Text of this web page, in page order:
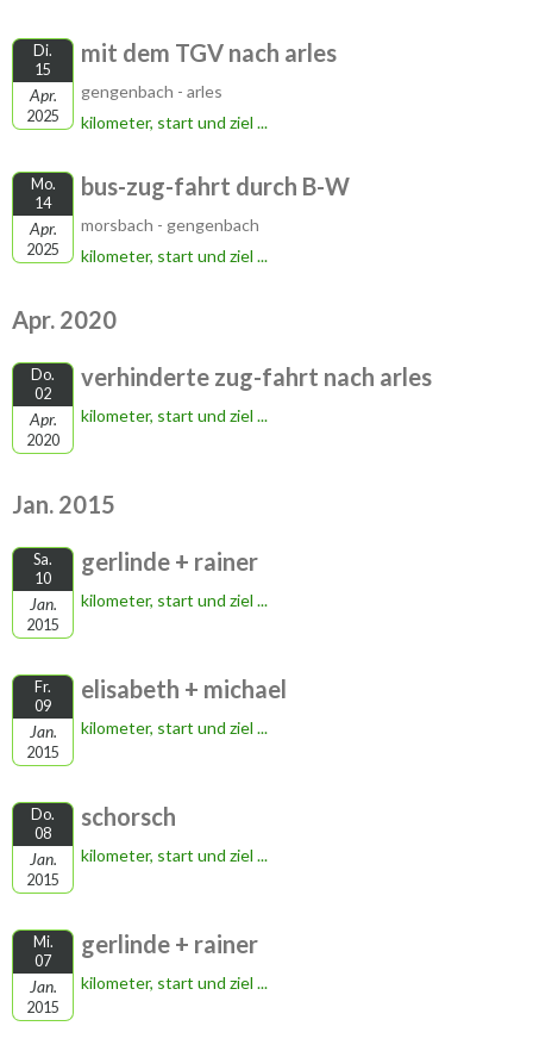
Di.
15
Apr.
2025
mit dem TGV nach arles
gengenbach - arles
kilometer, start und ziel ...
Mo.
14
Apr.
2025
bus-zug-fahrt durch B-W
morsbach - gengenbach
kilometer, start und ziel ...
Apr. 2020
Do.
02
Apr.
2020
verhinderte zug-fahrt nach arles
kilometer, start und ziel ...
Jan. 2015
Sa.
10
Jan.
2015
gerlinde + rainer
kilometer, start und ziel ...
Fr.
09
Jan.
2015
elisabeth + michael
kilometer, start und ziel ...
Do.
08
Jan.
2015
schorsch
kilometer, start und ziel ...
Mi.
07
Jan.
2015
gerlinde + rainer
kilometer, start und ziel ...